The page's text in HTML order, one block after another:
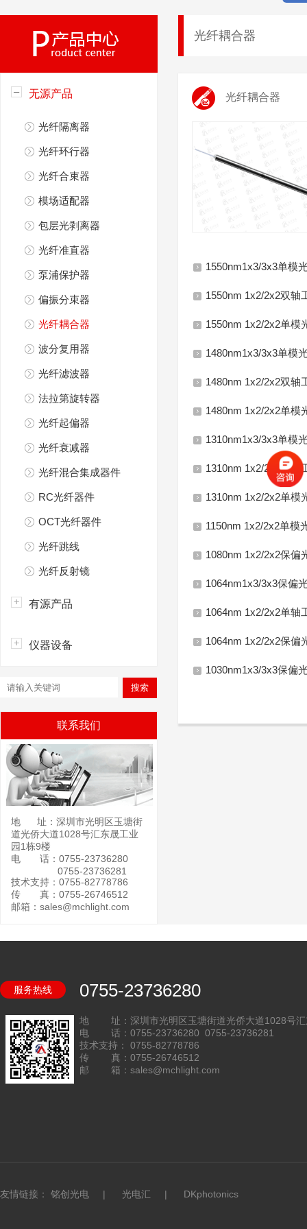
无源产品
光纤隔离器
光纤环行器
光纤合束器
模场适配器
包层光剥离器
光纤准直器
泵浦保护器
偏振分束器
光纤耦合器
波分复用器
光纤滤波器
法拉第旋转器
光纤起偏器
光纤衰减器
光纤混合集成器件
RC光纤器件
OCT光纤器件
光纤跳线
光纤反射镜
有源产品
仪器设备
联系我们
地 址：深圳市光明区玉塘街
道光侨大道1028号汇东晟工业
园1栋9楼
电 话：0755-23736280
0755-23736281
技术支持：0755-82778786
传 真：0755-26746512
邮箱：sales@mchlight.com
光纤耦合器
光纤耦合器
1550nm1x3/3x3单模
1550nm 1x2/2x2双轴
1550nm 1x2/2x2单模
1480nm1x3/3x3单模
1480nm 1x2/2x2双轴
1480nm 1x2/2x2单模
1310nm1x3/3x3单模
1310nm 1x2/2x2双轴
1310nm 1x2/2x2单模
1150nm 1x2/2x2单模
1080nm 1x2/2x2保偏
1064nm1x3/3x3保偏
1064nm 1x2/2x2单轴
1064nm 1x2/2x2保偏
1030nm1x3/3x3保偏
服务热线 0755-23736280
地 址：深圳市光明区玉塘街道光侨大道1028号汇
电 话：0755-23736280 0755-23736281
技术支持： 0755-82778786
传 真：0755-26746512
邮 箱：sales@mchlight.com
友情链接： 铭创光电 | 光电汇 | DKphotonics